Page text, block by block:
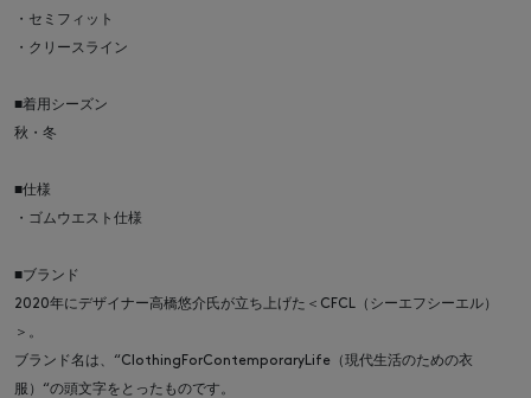
・セミフィット
・クリースライン
■着用シーズン
秋・冬
■仕様
・ゴムウエスト仕様
■ブランド
2020年にデザイナー高橋悠介氏が立ち上げた＜CFCL（シーエフシーエル）
＞。
ブランド名は、“ClothingForContemporaryLife（現代生活のための衣
服）“の頭文字をとったものです。